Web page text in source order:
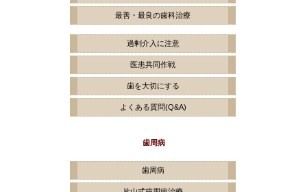
最善・最良の歯科治療
過剰介入に注意
医患共同作戦
歯を大切にする
よくある質問(Q&A)
歯周病
歯周病